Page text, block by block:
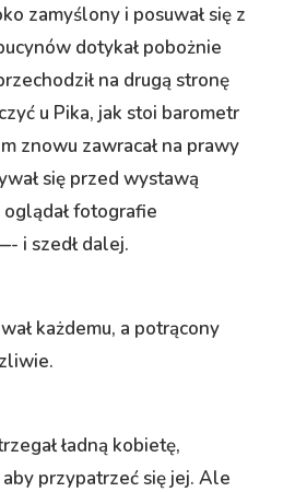
zamyślony i posuwał się z
dotykał pobożnie
na drugą stronę
u Pika, jak stoi barometr
znowu zawracał na prawy
się przed wystawą
fotografie
i szedł dalej.
każdemu, a potrącony
ładną kobietę,
aby przypatrzeć się jej. Ale